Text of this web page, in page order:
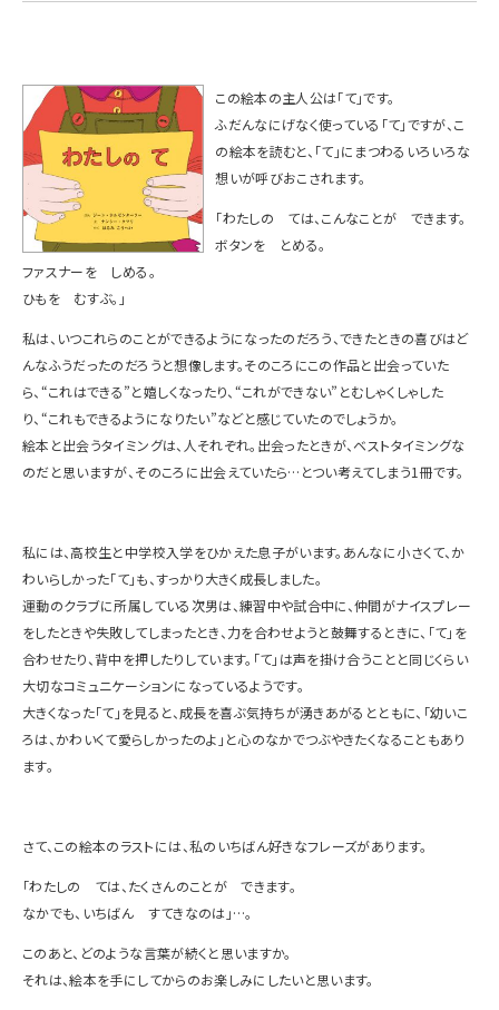
この絵本の主人公は「て」です。
ふだんなにげなく使っている「て」ですが、こ
の絵本を読むと、「て」にまつわるいろいろな
想いが呼びおこされます。
「わたしの ては、こんなことが できます。
ボタンを とめる。
ファスナーを しめる。
ひもを むすぶ。」
私は、いつこれらのことができるようになったのだろう、できたときの喜びはど
んなふうだったのだろうと想像します。そのころにこの作品と出会っていた
ら、“これはできる”と嬉しくなったり、“これができない”とむしゃくしゃした
り、“これもできるようになりたい”などと感じていたのでしょうか。
絵本と出会うタイミングは、人それぞれ。出会ったときが、ベストタイミングな
のだと思いますが、そのころに出会えていたら…とつい考えてしまう1冊です。
私には、高校生と中学校入学をひかえた息子がいます。あんなに小さくて、か
わいらしかった「て」も、すっかり大きく成長しました。
運動のクラブに所属している次男は、練習中や試合中に、仲間がナイスプレー
をしたときや失敗してしまったとき、力を合わせようと鼓舞するときに、「て」を
合わせたり、背中を押したりしています。「て」は声を掛け合うことと同じくらい
大切なコミュニケーションになっているようです。
大きくなった「て」を見ると、成長を喜ぶ気持ちが湧きあがるとともに、「幼いこ
ろは、かわいくて愛らしかったのよ」と心のなかでつぶやきたくなることもあり
ます。
さて、この絵本のラストには、私のいちばん好きなフレーズがあります。
「わたしの ては、たくさんのことが できます。
なかでも、いちばん すてきなのは」…。
このあと、どのような言葉が続くと思いますか。
それは、絵本を手にしてからのお楽しみにしたいと思います。